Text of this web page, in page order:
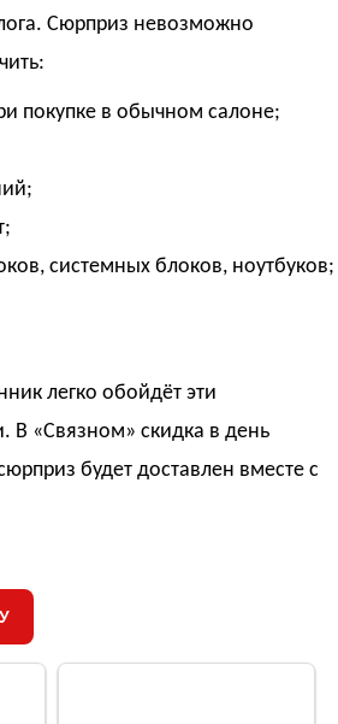
Сюрприз невозможно
покупке в обычном салоне;
системных блоков, ноутбуков;
легко обойдёт эти
В «Связном» скидка в день
будет доставлен вместе с